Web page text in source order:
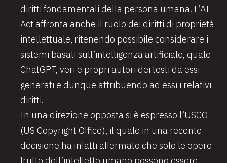
diritti fondamentali della persona umana. L’AI
Act affronta anche il ruolo dei diritti di proprietà
intellettuale, ritenendo possibile considerare i
sistemi basati sull’intelligenza artificiale, quale
ChatGPT, veri e propri autori dei testi da essi
generati e dunque attribuendo ad essi i relativi
diritti.
In una direzione opposta si è espresso l’USCO
(US Copyright Office), il quale in una recente
decisione ha infatti affermato che solo le opere